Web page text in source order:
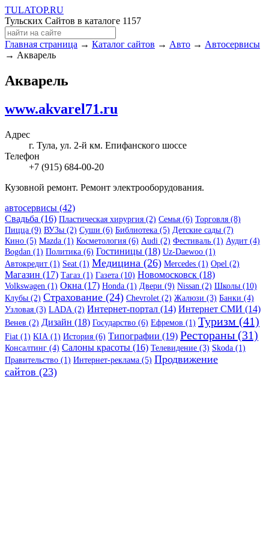
TULATOP.RU
Тульских Сайтов в каталоге 1157
Главная страница → Каталог сайтов → Авто → Автосервисы
→ Акварель
Акварель
www.akvarel71.ru
Адрес
г. Тула, ул. 2-й км. Епифанского шоссе
Телефон
+7 (915) 684-00-20
Кузовной ремонт. Ремонт электрооборудования.
автосервисы (42)
Свадьба (16) Пластическая хирургия (2) Семья (6) Торговля (8)
Пицца (9) ВУЗы (2) Суши (6) Библиотека (5) Детские сады (7)
Кино (5) Mazda (1) Косметология (6) Audi (2) Фестиваль (1) Аудит (4)
Bogdan (1) Политика (6) Гостиницы (18) Uz-Daewoo (1)
Автокредит (1) Seat (1) Медицина (26) Mercedes (1) Opel (2)
Магазин (17) Тагаз (1) Газета (10) Новомосковск (18)
Volkswagen (1) Окна (17) Honda (1) Двери (9) Nissan (2) Школы (10)
Клубы (2) Страхование (24) Chevrolet (2) Жалюзи (3) Банки (4)
Узловая (3) LADA (2) Интернет-портал (14) Интернет СМИ (14)
Венев (2) Дизайн (18) Государство (6) Ефремов (1) Туризм (41)
Fiat (1) KIA (1) История (6) Типографии (19) Рестораны (31)
Консалтинг (4) Салоны красоты (16) Телевидение (3) Skoda (1)
Правительство (1) Интернет-реклама (5) Продвижение
сайтов (23)